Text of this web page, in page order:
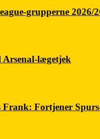
grupperne 2026/
lægetjek
Frank: Fortjener